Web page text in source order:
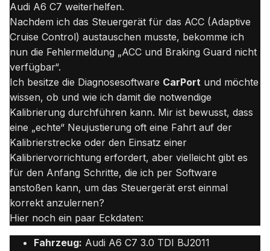
Audi A6 C7 weiterhelfen.
Nachdem ich das Steuergerät für das ACC (Adaptive
Cruise Control) austauschen musste, bekomme ich
nun die Fehlermeldung „ACC und Braking Guard nicht
verfügbar“.
Ich besitze die Diagnosesoftware CarPort und möchte
wissen, ob und wie ich damit die notwendige
Kalibrierung durchführen kann. Mir ist bewusst, dass
eine „echte“ Neujustierung oft eine Fahrt auf der
Kalibrierstrecke oder den Einsatz einer
Kalibriervorrichtung erfordert, aber vielleicht gibt es
für den Anfang Schritte, die ich per Software
anstoßen kann, um das Steuergerät erst einmal
korrekt anzulernen?
Hier noch ein paar Eckdaten:
Fahrzeug: Audi A6 C7 3.0 TDI BJ2011